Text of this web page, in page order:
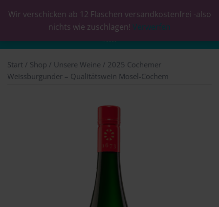
Wir verschicken ab 12 Flaschen versandkostenfrei -also
nichts wie zuschlagen! Verwerfen
0
Start / Shop / Unsere Weine / 2025 Cochemer
Weissburgunder – Qualitätswein Mosel-Cochem